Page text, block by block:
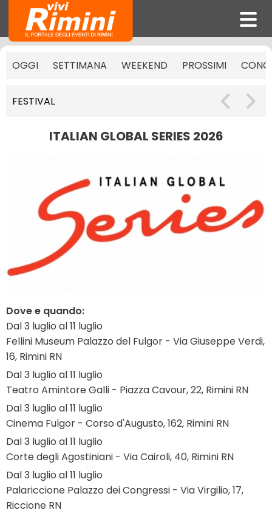
OGGI SETTIMANA WEEKEND PROSSIMI
FESTIVAL
ITALIAN GLOBAL SERIES 2026
Dove e quando:
Dal 3 luglio al 11 luglio
Fellini Museum Palazzo del Fulgor - Via Giuseppe Verdi,
16, Rimini RN
Dal 3 luglio al 11 luglio
Teatro Amintore Galli - Piazza Cavour, 22, Rimini RN
Dal 3 luglio al 11 luglio
Cinema Fulgor - Corso d'Augusto, 162, Rimini RN
Dal 3 luglio al 11 luglio
Corte degli Agostiniani - Via Cairoli, 40, Rimini RN
Dal 3 luglio al 11 luglio
Palariccione Palazzo dei Congressi - Via Virgilio, 17,
Riccione RN